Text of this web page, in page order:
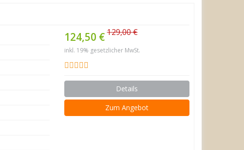
124,50 €129,00 €
inkl. 19% gesetzlicher MwSt.
Details
Zum Angebot